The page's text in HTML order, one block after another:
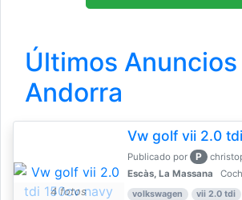
Últimos Anuncios
Andorra
4 fotos
Vw golf vii 2.0
Publicado por P
Escàs, La Massana
volkswagen vii 2.0 tdi